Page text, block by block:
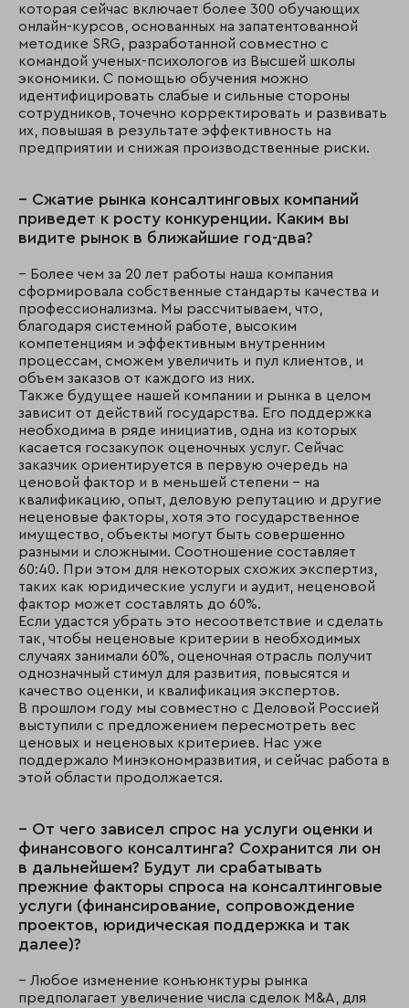
которая сейчас включает более 300 обучающих
онлайн-курсов, основанных на запатентованной
методике SRG, разработанной совместно с
командой ученых-психологов из Высшей школы
экономики. С помощью обучения можно
идентифицировать слабые и сильные стороны
сотрудников, точечно корректировать и развивать
их, повышая в результате эффективность на
предприятии и снижая производственные риски.
– Сжатие рынка консалтинговых компаний
приведет к росту конкуренции. Каким вы
видите рынок в ближайшие год-два?
– Более чем за 20 лет работы наша компания
сформировала собственные стандарты качества и
профессионализма. Мы рассчитываем, что,
благодаря системной работе, высоким
компетенциям и эффективным внутренним
процессам, сможем увеличить и пул клиентов, и
объем заказов от каждого из них.
Также будущее нашей компании и рынка в целом
зависит от действий государства. Его поддержка
необходима в ряде инициатив, одна из которых
касается госзакупок оценочных услуг. Сейчас
заказчик ориентируется в первую очередь на
ценовой фактор и в меньшей степени – на
квалификацию, опыт, деловую репутацию и другие
неценовые факторы, хотя это государственное
имущество, объекты могут быть совершенно
разными и сложными. Соотношение составляет
60:40. При этом для некоторых схожих экспертиз,
таких как юридические услуги и аудит, неценовой
фактор может составлять до 60%.
Если удастся убрать это несоответствие и сделать
так, чтобы неценовые критерии в необходимых
случаях занимали 60%, оценочная отрасль получит
однозначный стимул для развития, повысятся и
качество оценки, и квалификация экспертов.
В прошлом году мы совместно с Деловой Россией
выступили с предложением пересмотреть вес
ценовых и неценовых критериев. Нас уже
поддержало Минэкономразвития, и сейчас работа в
этой области продолжается.
– От чего зависел спрос на услуги оценки и
финансового консалтинга? Сохранится ли он
в дальнейшем? Будут ли срабатывать
прежние факторы спроса на консалтинговые
услуги (финансирование, сопровождение
проектов, юридическая поддержка и так
далее)?
– Любое изменение конъюнктуры рынка
предполагает увеличение числа сделок M&A, для